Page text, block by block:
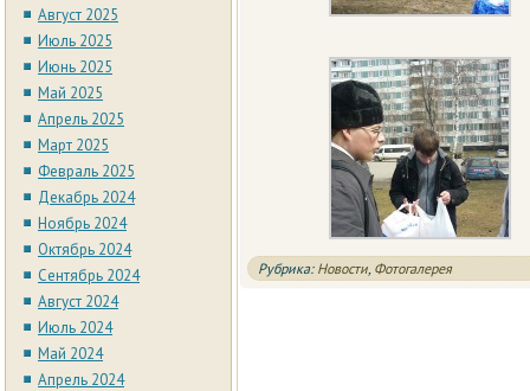
Август 2025
Июль 2025
Июнь 2025
Май 2025
Апрель 2025
Март 2025
Февраль 2025
Декабрь 2024
Ноябрь 2024
Октябрь 2024
Сентябрь 2024
Август 2024
Июль 2024
Май 2024
Апрель 2024
Рубрика: Новости, Фотогалерея